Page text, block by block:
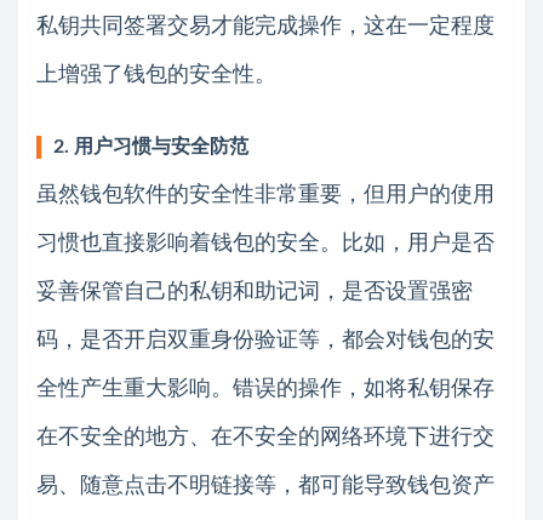
私钥共同签署交易才能完成操作，这在一定程度
上增强了钱包的安全性。
2. 用户习惯与安全防范
虽然钱包软件的安全性非常重要，但用户的使用
习惯也直接影响着钱包的安全。比如，用户是否
妥善保管自己的私钥和助记词，是否设置强密
码，是否开启双重身份验证等，都会对钱包的安
全性产生重大影响。错误的操作，如将私钥保存
在不安全的地方、在不安全的网络环境下进行交
易、随意点击不明链接等，都可能导致钱包资产